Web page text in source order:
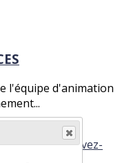
l'équipe d'animation